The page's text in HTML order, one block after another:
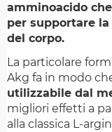
amminoacido
per supportare
del corpo.
La particolare
Akg fa in modo
utilizzabile dal
migliori effetti a
alla classica L-